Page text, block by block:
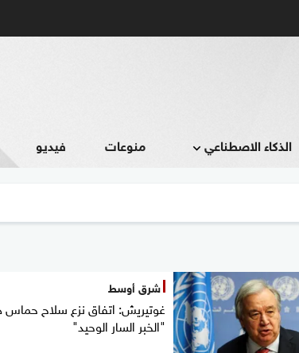
الذكاء الاصطناعي منوعات فيديو
شرق أوسط
غوتيريش: اتفاق نزع سلاح
"الخبر السار الوحيد"